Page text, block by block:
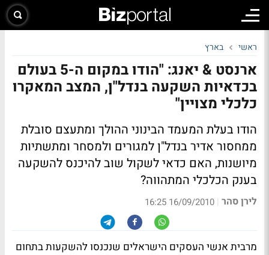
ראשי בארץ
ארנסט & יאנג: "הודו במקום ה-5 בעולם
בכדאיות השקעה בנדל"ן, המצב המאקרו
כלכלי מצויין"
הודו בעלת המעמד הבינוני ההולך ומתעצם סובלת
ממחסור אדיר בנדל"ן למגורים ולמסחר ומתשתיות
מיושנות, האם כדאי לשקול שוב להיכנס להשקעה
בענק הכלכלי המתהווה?
לירן סהר |
16/09/2010 16:25
מרבית אנשי העסקים הישראלים שנכנסו להשקעות בתחום